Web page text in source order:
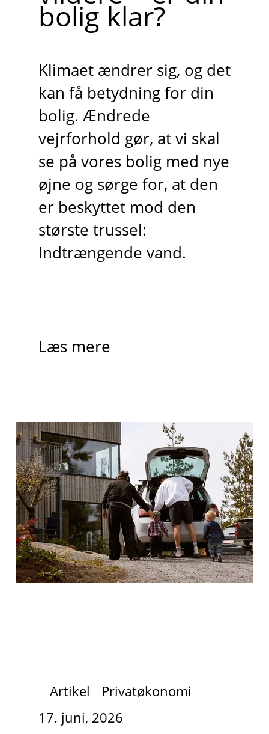
bolig klar?
Klimaet ændrer sig, og det
kan få betydning for din
bolig. Ændrede
vejrforhold gør, at vi skal
se på vores bolig med nye
øjne og sørge for, at den
er beskyttet mod den
største trussel:
Indtrængende vand.
Læs mere
Artikel
Privatøkonomi
17. juni, 2026